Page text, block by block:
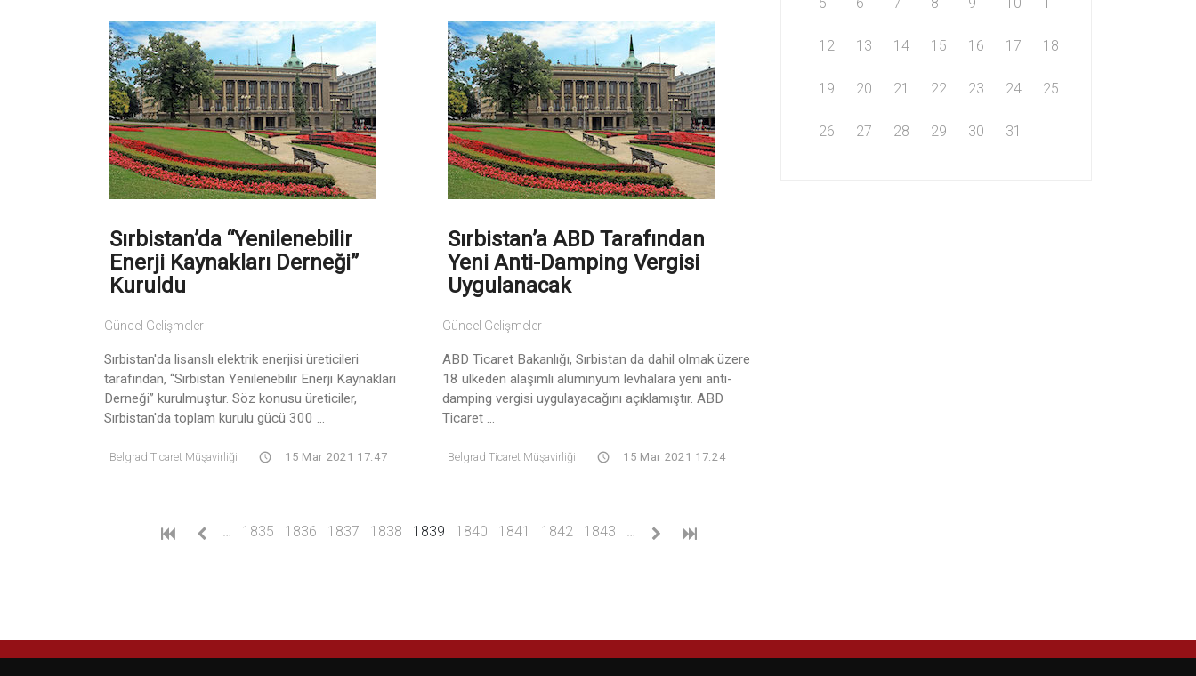
Sırbistan’da “Yenilenebilir
Enerji Kaynakları Derneği”
Kuruldu
Güncel Gelişmeler
Sırbistan'da lisanslı elektrik enerjisi üreticileri
tarafından, “Sırbistan Yenilenebilir Enerji Kaynakları
Derneği” kurulmuştur. Söz konusu üreticiler,
Sırbistan'da toplam kurulu gücü 300 ...
Belgrad Ticaret Müşavirliği 15 Mar 2021 17:47
Sırbistan’a ABD Tarafından
Yeni Anti-Damping Vergisi
Uygulanacak
Güncel Gelişmeler
ABD Ticaret Bakanlığı, Sırbistan da dahil olmak üzere
18 ülkeden alaşımlı alüminyum levhalara yeni anti-
damping vergisi uygulayacağını açıklamıştır. ABD
Ticaret ...
Belgrad Ticaret Müşavirliği 15 Mar 2021 17:24
1835 1836 1837 1838 1839 (current)
1840 1841 1842 1843
12 13 14 15 16 17 18
19 20 21 22 23 24 25
26 27 28 29 30 31